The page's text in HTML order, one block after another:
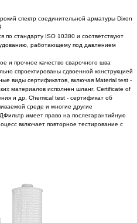
спектр соединительной арматуры Dixon
по стандарту ISO 10380 и соответствуют
работающему под давлением
и прочное качество сварочного шва
спроектированы сдвоенной конструкцией
виды сертификатов, включая Material test -
материалов исполнен шланг, Certificate of
и др, Chemical test - сертификат об
среде и многие другие
имеет право на послегарантийную
включает повторное тестирование с